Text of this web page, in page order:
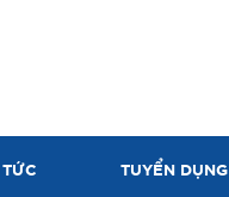
TUYỂN DỤNG